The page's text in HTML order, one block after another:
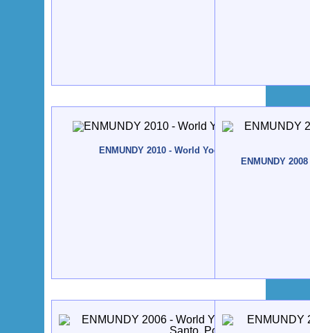
ENMUNDY 2010 - World Yoga Meeting 2010 -
ENMUNDY